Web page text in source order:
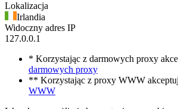
Lokalizacja
Irlandia
Widoczny adres IP
127.0.0.1
* Korzystając z darmowych proxy
darmowych proxy
** Korzystając z proxy WWW
WWW